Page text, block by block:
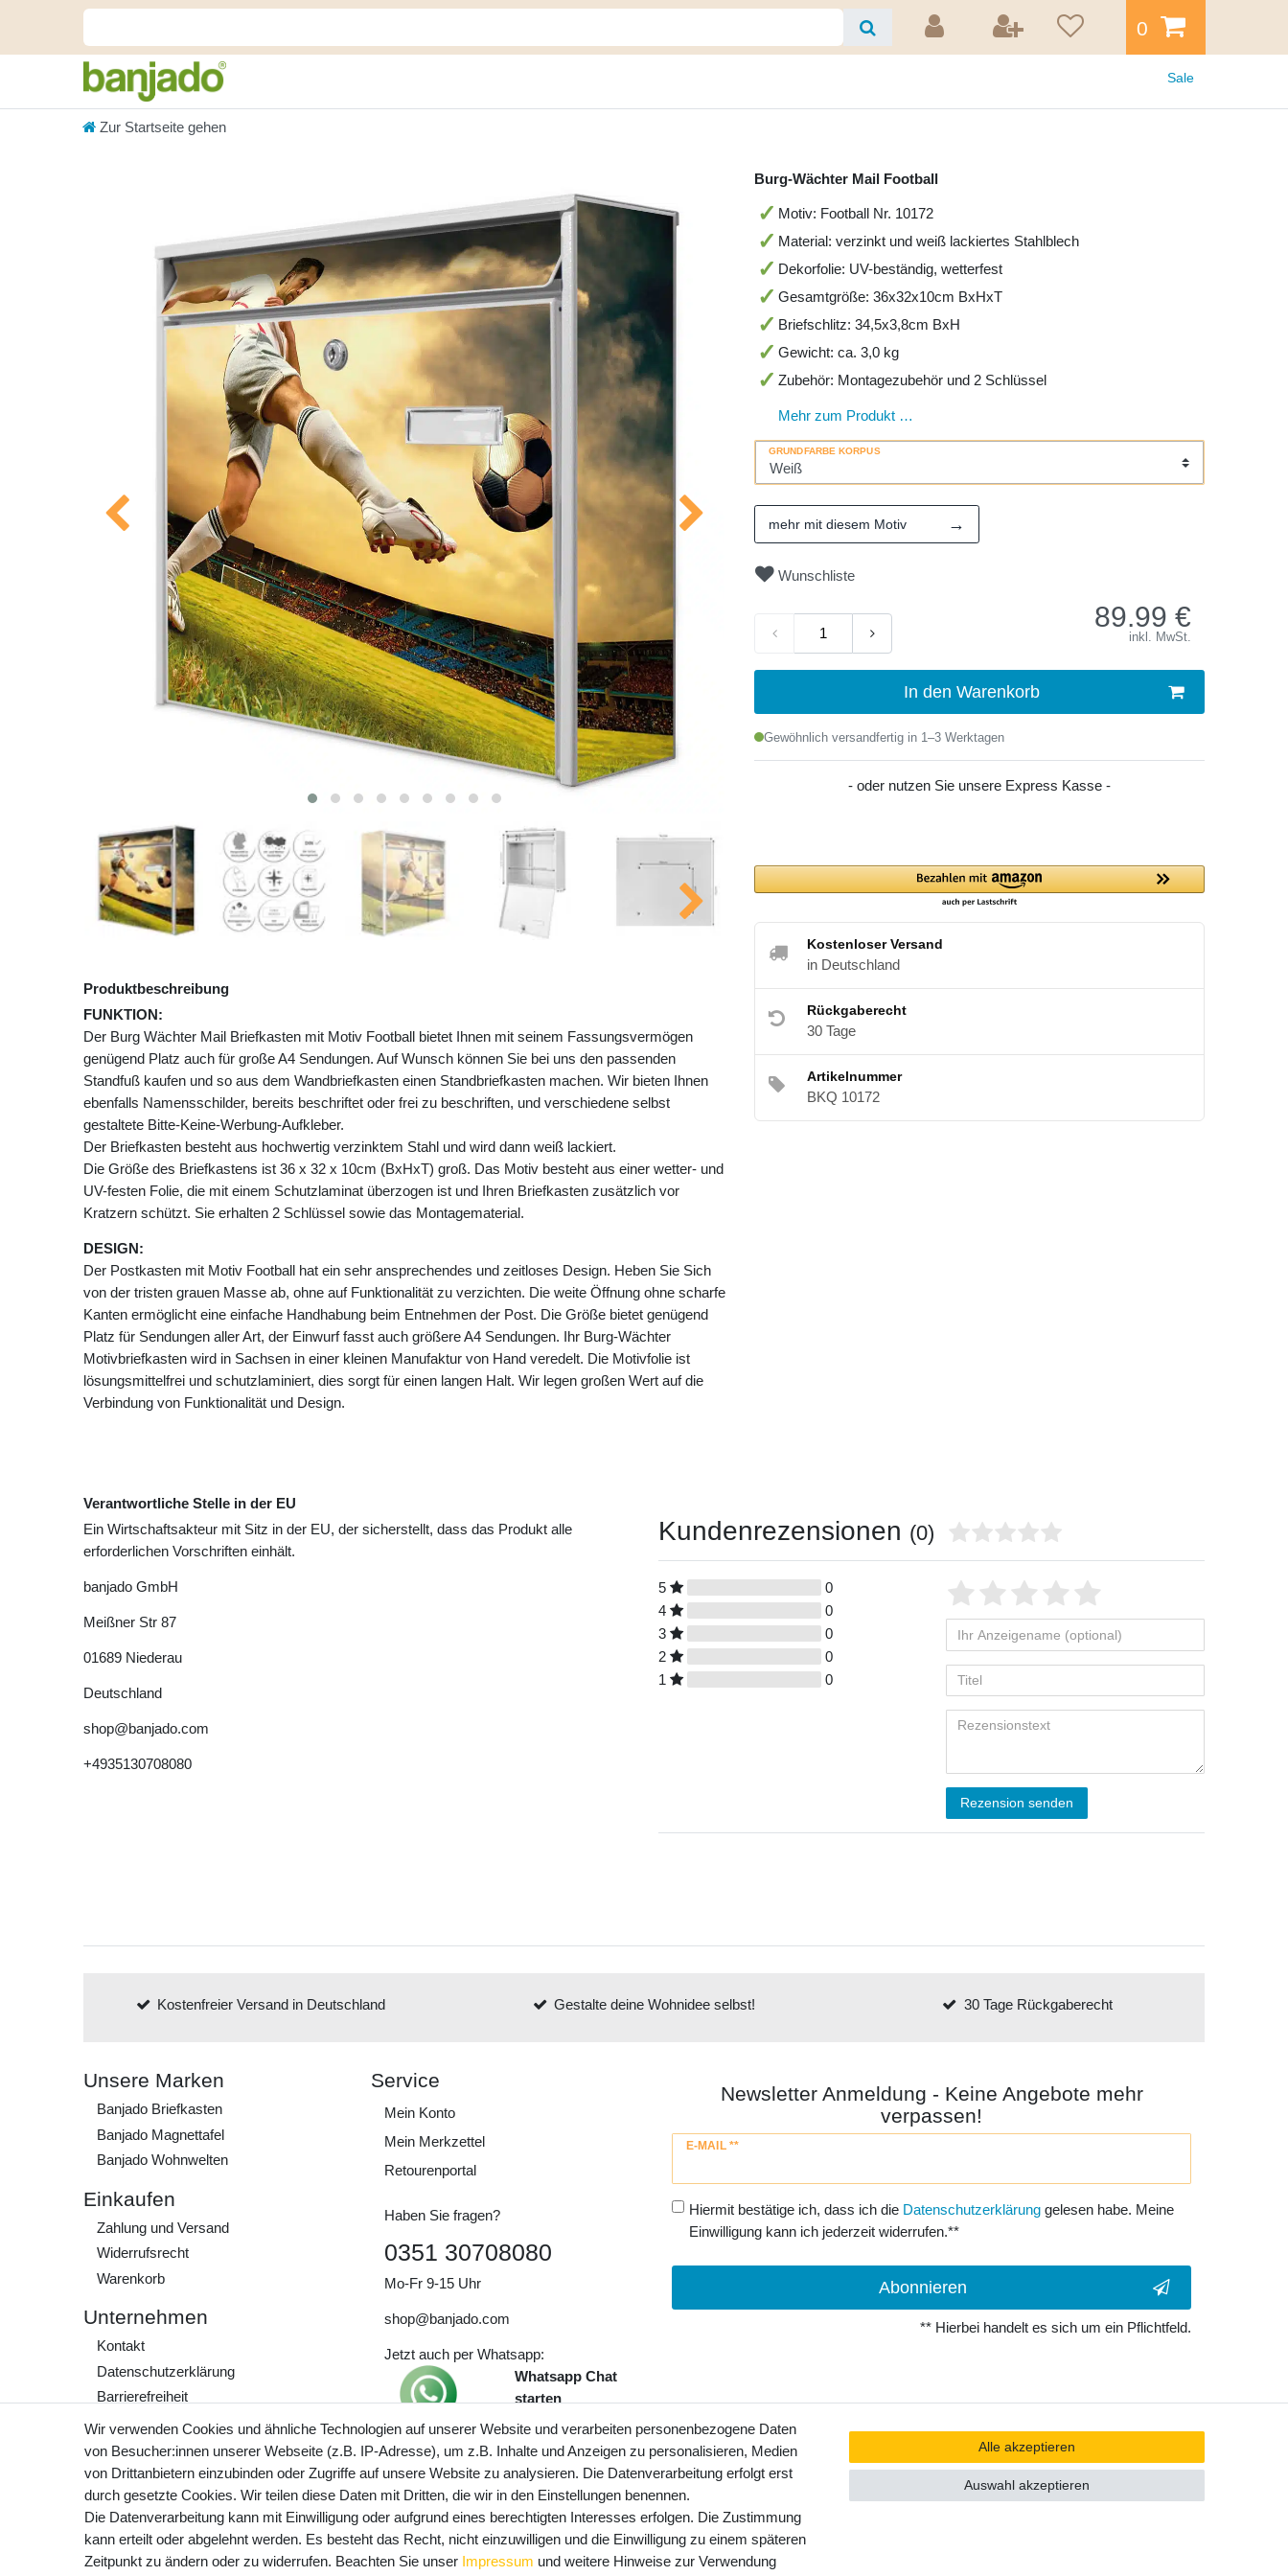
0
Sale
Zur Startseite gehen
Produktbeschreibung
FUNKTION:
Der Burg Wächter Mail Briefkasten mit Motiv Football bietet Ihnen mit seinem Fassungsvermögen
genügend Platz auch für große A4 Sendungen. Auf Wunsch können Sie bei uns den passenden
Standfuß kaufen und so aus dem Wandbriefkasten einen Standbriefkasten machen. Wir bieten Ihnen
ebenfalls Namensschilder, bereits beschriftet oder frei zu beschriften, und verschiedene selbst
gestaltete Bitte-Keine-Werbung-Aufkleber.
Der Briefkasten besteht aus hochwertig verzinktem Stahl und wird dann weiß lackiert.
Die Größe des Briefkastens ist 36 x 32 x 10cm (BxHxT) groß. Das Motiv besteht aus einer wetter- und
UV-festen Folie, die mit einem Schutzlaminat überzogen ist und Ihren Briefkasten zusätzlich vor
Kratzern schützt. Sie erhalten 2 Schlüssel sowie das Montagematerial.
DESIGN:
Der Postkasten mit Motiv Football hat ein sehr ansprechendes und zeitloses Design. Heben Sie Sich
von der tristen grauen Masse ab, ohne auf Funktionalität zu verzichten. Die weite Öffnung ohne scharfe
Kanten ermöglicht eine einfache Handhabung beim Entnehmen der Post. Die Größe bietet genügend
Platz für Sendungen aller Art, der Einwurf fasst auch größere A4 Sendungen. Ihr Burg-Wächter
Motivbriefkasten wird in Sachsen in einer kleinen Manufaktur von Hand veredelt. Die Motivfolie ist
lösungsmittelfrei und schutzlaminiert, dies sorgt für einen langen Halt. Wir legen großen Wert auf die
Verbindung von Funktionalität und Design.
Burg-Wächter Mail Football
Motiv: Football Nr. 10172
Material: verzinkt und weiß lackiertes Stahlblech
Dekorfolie: UV-beständig, wetterfest
Gesamtgröße: 36x32x10cm BxHxT
Briefschlitz: 34,5x3,8cm BxH
Gewicht: ca. 3,0 kg
Zubehör: Montagezubehör und 2 Schlüssel
Mehr zum Produkt …
GRUNDFARBE KORPUS
mehr mit diesem Motiv →
Wunschliste
89.99 €
inkl. MwSt.
In den Warenkorb
Gewöhnlich versandfertig in 1–3 Werktagen
- oder nutzen Sie unsere Express Kasse -
Kostenloser Versand
in Deutschland
Rückgaberecht
30 Tage
Artikelnummer
BKQ 10172
Verantwortliche Stelle in der EU
Ein Wirtschaftsakteur mit Sitz in der EU, der sicherstellt, dass das Produkt alle
erforderlichen Vorschriften einhält.
banjado GmbH
Meißner Str 87
01689 Niederau
Deutschland
shop@banjado.com
+4935130708080
Kundenrezensionen (0)
5
0
4
0
3
0
2
0
1
0
Rezension senden
Kostenfreier Versand in Deutschland Gestalte deine Wohnidee selbst! 30 Tage Rückgaberecht
Unsere Marken
Banjado Briefkasten
Banjado Magnettafel
Banjado Wohnwelten
Einkaufen
Zahlung und Versand
Widerrufs­recht
Warenkorb
Unternehmen
Kontakt
Daten­schutz­erklärung
Barrierefreiheit
AGB
Impressum
Werde Teil unserer
Community
Service
Mein Konto
Mein Merkzettel
Retourenportal
Haben Sie fragen?
0351 30708080
Mo-Fr 9-15 Uhr
shop@banjado.com
Jetzt auch per Whatsapp:
Whatsapp Chat
starten
Preisangaben inkl. gesetzl. MwSt. und
zzgl. Service- und Versandkosten
Newsletter Anmeldung - Keine Angebote mehr
verpassen!
E-MAIL **
Newsletter
Hiermit bestätige ich, dass ich die Daten­schutz­erklärunggelesen habe. Meine
Einwilligung kann ich jederzeit widerrufen.**
Abonnieren
** Hierbei handelt es sich um ein Pflichtfeld.
Wir verwenden Cookies und ähnliche Technologien auf unserer Website und verarbeiten personenbezogene Daten
von Besucher:innen unserer Webseite (z.B. IP-Adresse), um z.B. Inhalte und Anzeigen zu personalisieren, Medien
von Drittanbietern einzubinden oder Zugriffe auf unsere Website zu analysieren. Die Datenverarbeitung erfolgt erst
durch gesetzte Cookies. Wir teilen diese Daten mit Dritten, die wir in den Einstellungen benennen.
Die Datenverarbeitung kann mit Einwilligung oder aufgrund eines berechtigten Interesses erfolgen. Die Zustimmung
kann erteilt oder abgelehnt werden. Es besteht das Recht, nicht einzuwilligen und die Einwilligung zu einem späteren
Zeitpunkt zu ändern oder zu widerrufen. Beachten Sie unser Impressum und weitere Hinweise zur Verwendung
Alle akzeptieren
Auswahl akzeptieren